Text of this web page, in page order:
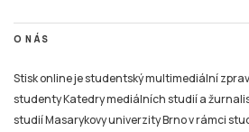
O NÁS
Stisk online je studentský multimediální
studenty Katedry mediálních studií a
studií Masarykovy univerzity Brno v rámci